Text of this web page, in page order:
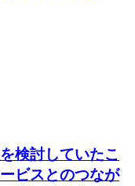
検討していたこ
ビスとのつなが